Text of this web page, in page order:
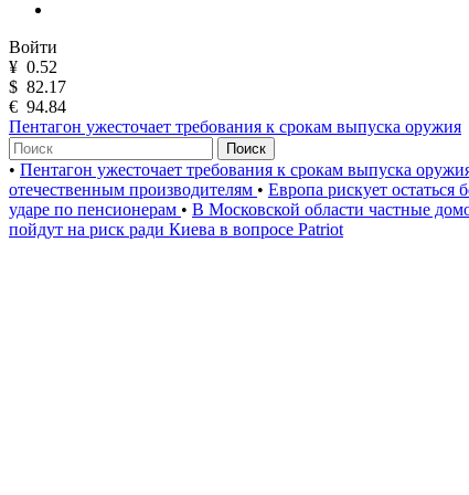
Войти
¥ 0.52
$ 82.17
€ 94.84
Пентагон ужесточает требования к срокам выпуска оружия
Поиск
• Пентагон ужесточает требования к срокам выпуска
отечественным производителям • Европа рискует остаться
ударе по пенсионерам • В Московской области частные
пойдут на риск ради Киева в вопросе Patriot